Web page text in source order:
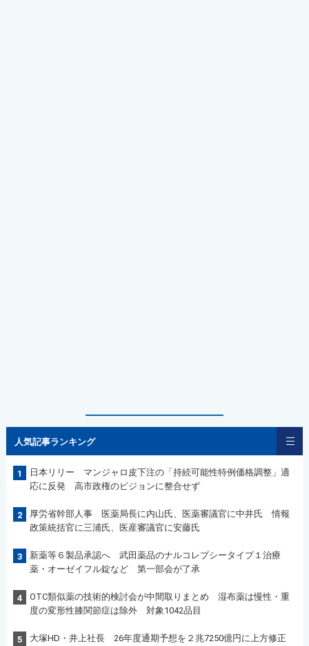
人気記事ランキング
1
日本リリー マンジャロ皮下注の「持続可能性特例価格調整」適
応に反発 高市政権のビジョンに整合せず
2
厚労省幹部人事 医薬局長に内山氏、医薬審議官に中井氏 情報
政策統括官に三浦氏、医産審議官に安藤氏
3
新薬等６製品承認へ 武田薬品のナルコレプシータイプ１治療
薬・オーゼイフル錠など 第一部会が了承
4
OTC類似薬の技術的検討会が中間取りまとめ 湿布薬は慢性・重
度の変形性膝関節症は除外 対象1042品目
5
大塚HD・井上社長 26年度通期予想を２兆7250億円に上方修正